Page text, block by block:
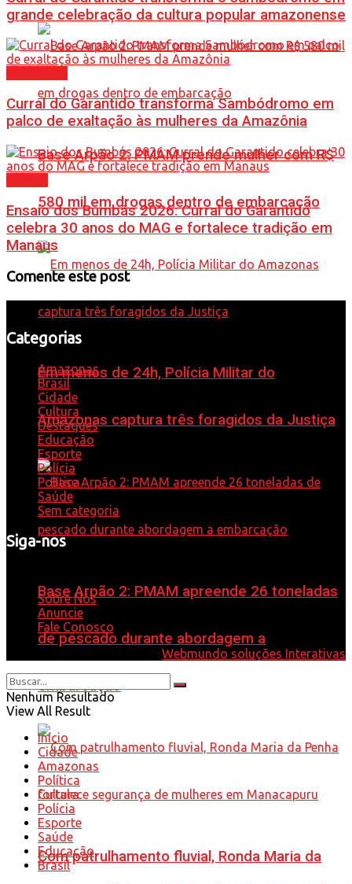
Base Arpão 2: PMAM prende mulher com R$
580 mil em drogas dentro de embarcação
Em menos de 24h, Polícia Militar do
Amazonas captura três foragidos da Justiça
Base Arpão 2: PMAM apreende 26 toneladas
de pescado durante abordagem a
embarcação
Com patrulhamento fluvial, Ronda Maria da
grande celebração da cultura popular amazonense
Curral do Garantido transforma Sambódromo em
palco de exaltação às mulheres da Amazônia
Ensaio dos Bumbás 2026: Curral do Garantido
celebra 30 anos do MAG e fortalece tradição em
Manaus
Comente este post
Categorias
Amazonas
Brasil
Cidade
Cultura
Destaques
Educação
Esporte
Polícia
Política
Saúde
Sem categoria
Siga-nos
Sobre Nós
Anuncie
Fale Conosco
Webmundo soluções Interativas
Nenhum Resultado
View All Result
Início
Cidade
Amazonas
Política
Cultura
Polícia
Esporte
Saúde
Educação
Brasil